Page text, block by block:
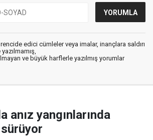
edici cümleler veya imalar, inançlara saldırı
ve büyük harflerle yazılmış yorumlar
anız yangınlarında